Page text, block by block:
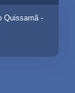
Quissamã -